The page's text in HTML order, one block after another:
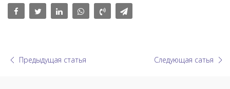
Предыдущая статья Следующая сатья